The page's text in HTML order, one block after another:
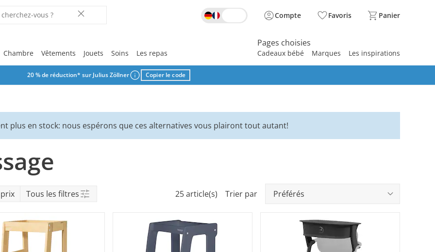
Compte Favoris Panier
Vos favoris Laisse-toi inspirer
Vos favoris
Vos favoris
Vos favoris
Chambre
Vos favoris
Vêtements
Vos favoris
Jouets
Vos favoris
Soins
Vos favoris
Les repas
Vos favoris
Pages choisies
Cadeaux bébé Marques Les inspirations
20 % de réduction* sur Julius Zöllner Copier le code
plus en stock: nous espérons que ces alternatives vous plairont tout autant!
prix Tous les filtres 25 article(s) Trier par